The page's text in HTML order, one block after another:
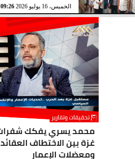
الخميس، 16 يوليو 2026 09:26 مـ